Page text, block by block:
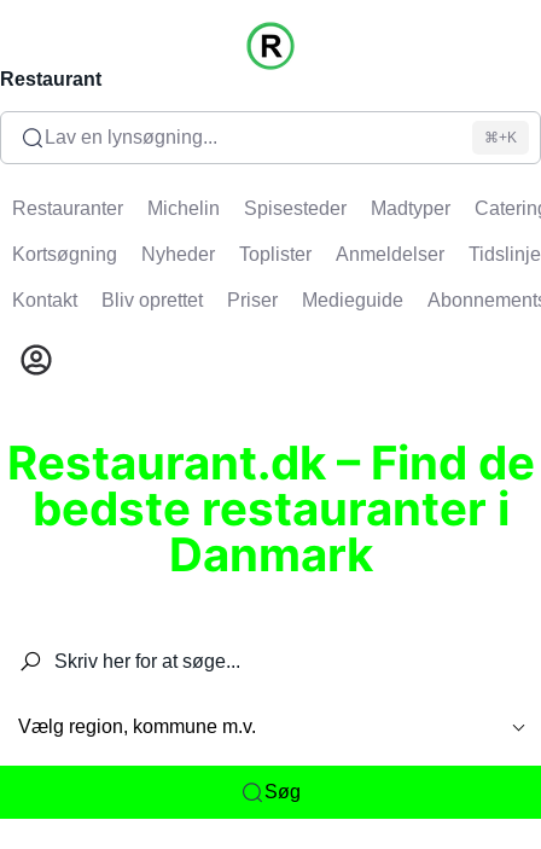
Restaurant
Lav en lynsøgning... ⌘+K
Restauranter Michelin Spisesteder Madtyper
Kortsøgning Nyheder Toplister Anmeldelser Tidslinje
Kontakt Bliv oprettet Priser Medieguide
Restaurant.dk – Find de
bedste restauranter i
Danmark
Vælg region, kommune m.v.
Søg